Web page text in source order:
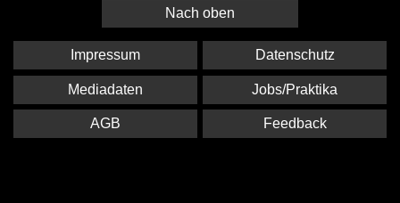
Nach oben
Impressum Datenschutz
Mediadaten Jobs/Praktika
AGB Feedback